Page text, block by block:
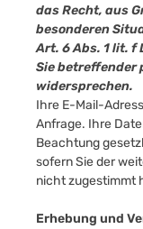
das Recht, aus
besonderen
Art. 6 Abs. 1 lit. f
Sie betreffender
widersprechen.
Ihre E-Mail-
Anfrage. Ihre
Beachtung
sofern Sie der
nicht zugestimmt
Erhebung und